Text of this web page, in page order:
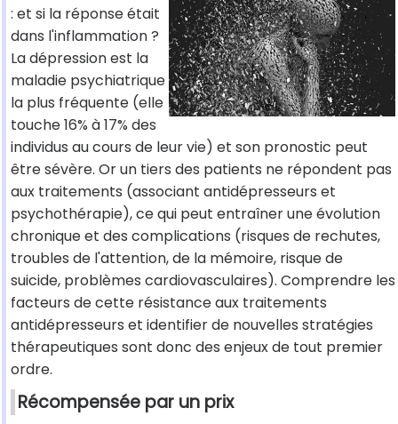
: et si la réponse était
dans l'inflammation ?
La dépression est la
maladie psychiatrique
la plus fréquente (elle
touche 16% à 17% des
individus au cours de leur vie) et son pronostic peut
être sévère. Or un tiers des patients ne répondent pas
aux traitements (associant antidépresseurs et
psychothérapie), ce qui peut entraîner une évolution
chronique et des complications (risques de rechutes,
troubles de l'attention, de la mémoire, risque de
suicide, problèmes cardiovasculaires). Comprendre les
facteurs de cette résistance aux traitements
antidépresseurs et identifier de nouvelles stratégies
thérapeutiques sont donc des enjeux de tout premier
ordre.
Récompensée par un prix